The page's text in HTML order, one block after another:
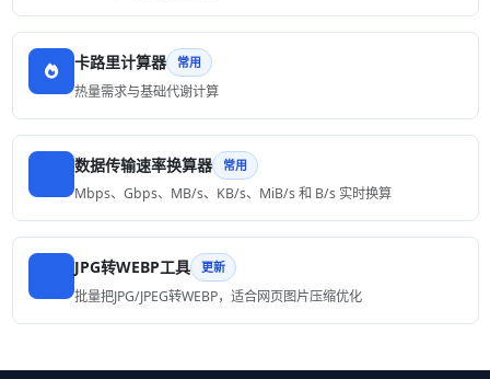
卡路里计算器 常用
热量需求与基础代谢计算
数据传输速率换算器 常用
Mbps、Gbps、MB/s、KB/s、MiB/s 和 B/s 实时换算
JPG转WEBP工具 更新
批量把JPG/JPEG转WEBP，适合网页图片压缩优化